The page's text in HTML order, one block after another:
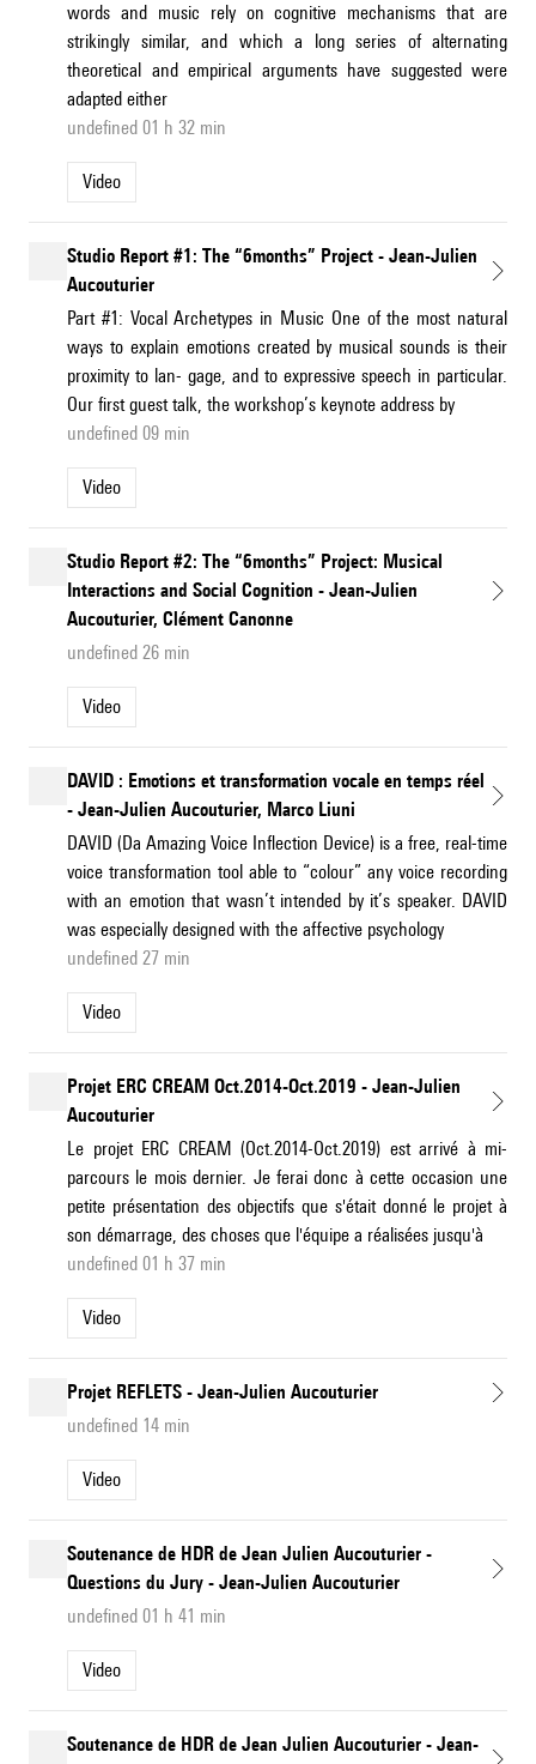
words and music rely on cognitive mechanisms that are
strikingly similar, and which a long series of alternating
theoretical and empirical arguments have suggested were
adapted either
undefined 01 h 32 min
Video
Studio Report #1: The “6months” Project - Jean-Julien
Aucouturier
Part #1: Vocal Archetypes in Music One of the most natural
ways to explain emotions created by musical sounds is their
proximity to lan- gage, and to expressive speech in particular.
Our first guest talk, the workshop’s keynote address by
undefined 09 min
Video
Studio Report #2: The “6months” Project: Musical
Interactions and Social Cognition - Jean-Julien
Aucouturier, Clément Canonne
undefined 26 min
Video
DAVID : Emotions et transformation vocale en temps réel
- Jean-Julien Aucouturier, Marco Liuni
DAVID (Da Amazing Voice Inflection Device) is a free, real-time
voice transformation tool able to “colour” any voice recording
with an emotion that wasn’t intended by it’s speaker. DAVID
was especially designed with the affective psychology
undefined 27 min
Video
Projet ERC CREAM Oct.2014-Oct.2019 - Jean-Julien
Aucouturier
Le projet ERC CREAM (Oct.2014-Oct.2019) est arrivé à mi-
parcours le mois dernier. Je ferai donc à cette occasion une
petite présentation des objectifs que s'était donné le projet à
son démarrage, des choses que l'équipe a réalisées jusqu'à
undefined 01 h 37 min
Video
Projet REFLETS - Jean-Julien Aucouturier
undefined 14 min
Video
Soutenance de HDR de Jean Julien Aucouturier -
Questions du Jury - Jean-Julien Aucouturier
undefined 01 h 41 min
Video
Soutenance de HDR de Jean Julien Aucouturier - Jean-